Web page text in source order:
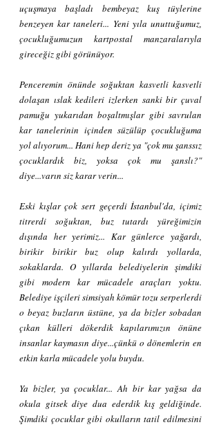
uçuşmaya başladı bembeyaz kuş tüylerine
benzeyen kar taneleri... Yeni yıla unuttuğumuz,
çocukluğumuzun kartpostal manzaralarıyla
gireceğiz gibi görünüyor.
Penceremin önünde soğuktan kasvetli kasvetli
dolaşan ıslak kedileri izlerken sanki bir çuval
pamuğu yukarıdan boşaltmışlar gibi savrulan
kar tanelerinin içinden süzülüp çocukluğuma
yol alıyorum... Hani hep deriz ya "çok mu şanssız
çocuklardık biz, yoksa çok mu şanslı?"
diye...varın siz karar verin...
Eski kışlar çok sert geçerdi İstanbul'da, içimiz
titrerdi soğuktan, buz tutardı yüreğimizin
dışında her yerimiz... Kar günlerce yağardı,
birikir birikir buz olup kalırdı yollarda,
sokaklarda. O yıllarda belediyelerin şimdiki
gibi modern kar mücadele araçları yoktu.
Belediye işçileri simsiyah kömür tozu serperlerdi
o beyaz buzların üstüne, ya da bizler sobadan
çıkan külleri dökerdik kapılarımızın önüne
insanlar kaymasın diye...çünkü o dönemlerin en
etkin karla mücadele yolu buydu.
Ya bizler, ya çocuklar... Ah bir kar yağsa da
okula gitsek diye dua ederdik kış geldiğinde.
Şimdiki çocuklar gibi okulların tatil edilmesini